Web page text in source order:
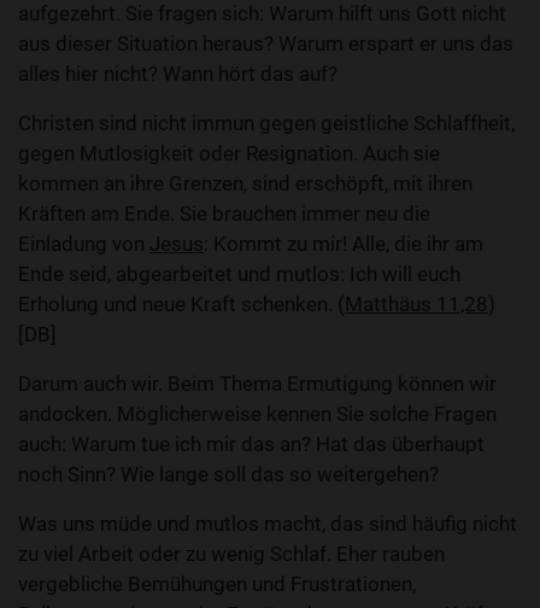
aufgezehrt. Sie fragen sich: Warum hilft uns Gott nicht
aus dieser Situation heraus? Warum erspart er uns das
alles hier nicht? Wann hört das auf?
Christen sind nicht immun gegen geistliche Schlaffheit,
gegen Mutlosigkeit oder Resignation. Auch sie
kommen an ihre Grenzen, sind erschöpft, mit ihren
Kräften am Ende. Sie brauchen immer neu die
Einladung von Jesus : Kommt zu mir! Alle, die ihr am
Ende seid, abgearbeitet und mutlos: Ich will euch
Erholung und neue Kraft schenken. (Matthäus 11,28)
[DB]
Darum auch wir. Beim Thema Ermutigung können wir
andocken. Möglicherweise kennen Sie solche Fragen
auch: Warum tue ich mir das an? Hat das überhaupt
noch Sinn? Wie lange soll das so weitergehen?
Was uns müde und mutlos macht, das sind häufig nicht
zu viel Arbeit oder zu wenig Schlaf. Eher rauben
vergebliche Bemühungen und Frustrationen,